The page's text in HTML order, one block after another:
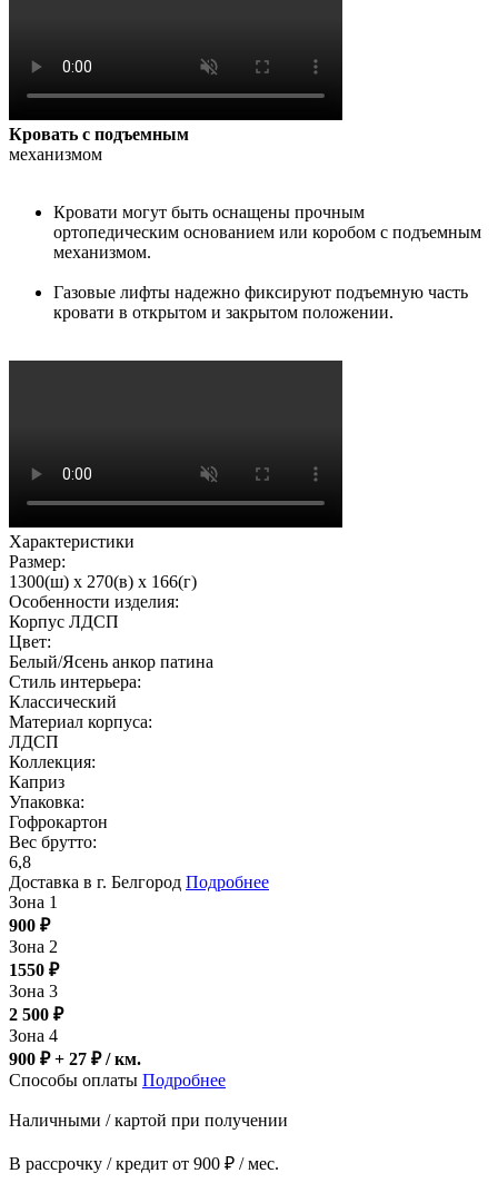
Кровать с подъемным
механизмом
Кровати могут быть оснащены прочным
ортопедическим основанием или коробом с подъемным
механизмом.
Газовые лифты надежно фиксируют подъемную часть
кровати в открытом и закрытом положении.
Характеристики
Размер:
1300(ш) x 270(в) x 166(г)
Особенности изделия:
Корпус ЛДСП
Цвет:
Белый/Ясень анкор патина
Стиль интерьера:
Классический
Материал корпуса:
ЛДСП
Коллекция:
Каприз
Упаковка:
Гофрокартон
Вес брутто:
6,8
Доставка в г. Белгород Подробнее
Зона 1
900 ₽
Зона 2
1550 ₽
Зона 3
2 500 ₽
Зона 4
900 ₽ + 27 ₽/ км.
Способы оплаты Подробнее
Наличными / картой при получении
В рассрочку / кредит от 900 ₽ / мес.